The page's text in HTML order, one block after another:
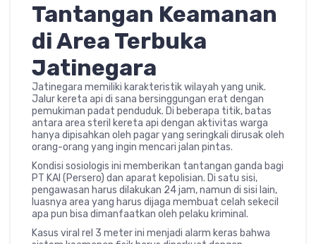
Tantangan Keamanan
di Area Terbuka
Jatinegara
Jatinegara memiliki karakteristik wilayah yang unik.
Jalur kereta api di sana bersinggungan erat dengan
pemukiman padat penduduk. Di beberapa titik, batas
antara area steril kereta api dengan aktivitas warga
hanya dipisahkan oleh pagar yang seringkali dirusak oleh
orang-orang yang ingin mencari jalan pintas.
Kondisi sosiologis ini memberikan tantangan ganda bagi
PT KAI (Persero) dan aparat kepolisian. Di satu sisi,
pengawasan harus dilakukan 24 jam, namun di sisi lain,
luasnya area yang harus dijaga membuat celah sekecil
apa pun bisa dimanfaatkan oleh pelaku kriminal.
Kasus viral rel 3 meter ini menjadi alarm keras bahwa